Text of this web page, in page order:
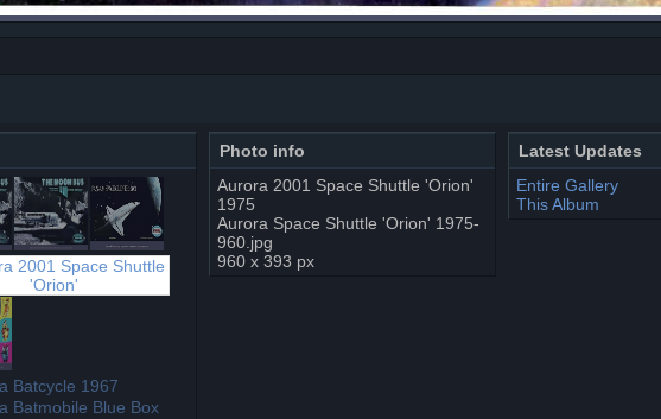
Photo info
Aurora 2001 Space Shuttle 'Orion'
1975
Aurora Space Shuttle 'Orion' 1975-
960.jpg
960 x 393 px
Latest Updates
Entire Gallery
This Album